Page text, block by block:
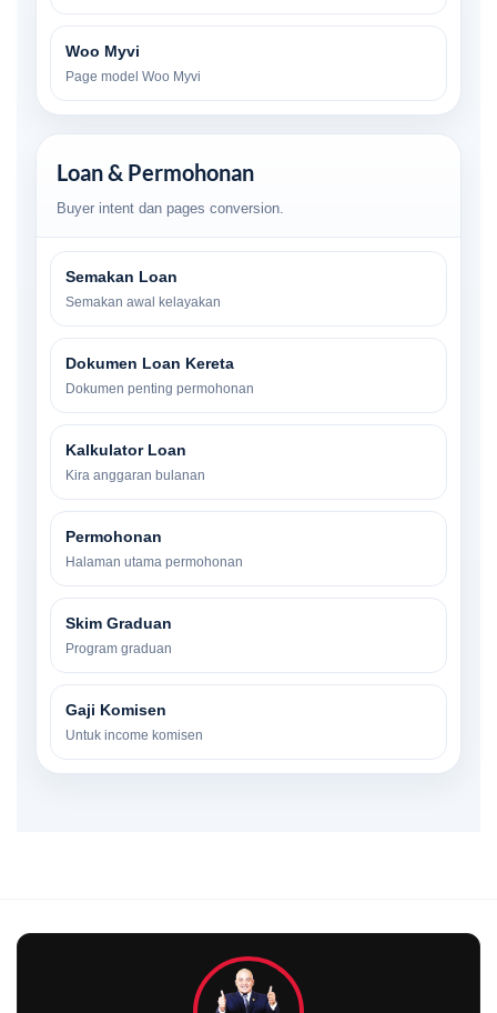
Woo Myvi
Page model Woo Myvi
Loan & Permohonan
Buyer intent dan pages conversion.
Semakan Loan
Semakan awal kelayakan
Dokumen Loan Kereta
Dokumen penting permohonan
Kalkulator Loan
Kira anggaran bulanan
Permohonan
Halaman utama permohonan
Skim Graduan
Program graduan
Gaji Komisen
Untuk income komisen